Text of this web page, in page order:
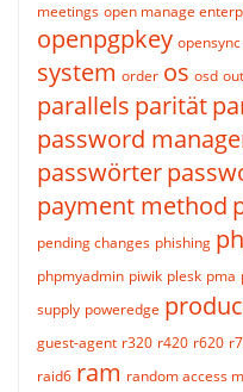
meetings open manage
openpgpkey opensync
system order os osd
parallels parität
password
passwörter
payment method
pending changes phishing
phpmyadmin piwik plesk pma
supply poweredge
guest-agent r320 r420 r620
raid6 ram random access